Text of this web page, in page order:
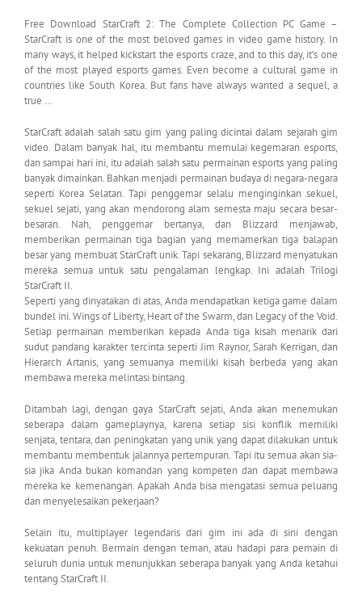
Free Download StarCraft 2: The Complete Collection PC Game –
StarCraft is one of the most beloved games in video game history. In
many ways, it helped kickstart the esports craze, and to this day, it’s one
of the most played esports games. Even become a cultural game in
countries like South Korea. But fans have always wanted a sequel, a
true …
StarCraft adalah salah satu gim yang paling dicintai dalam sejarah gim
video. Dalam banyak hal, itu membantu memulai kegemaran esports,
dan sampai hari ini, itu adalah salah satu permainan esports yang paling
banyak dimainkan. Bahkan menjadi permainan budaya di negara-negara
seperti Korea Selatan. Tapi penggemar selalu menginginkan sekuel,
sekuel sejati, yang akan mendorong alam semesta maju secara besar-
besaran. Nah, penggemar bertanya, dan Blizzard menjawab,
memberikan permainan tiga bagian yang memamerkan tiga balapan
besar yang membuat StarCraft unik. Tapi sekarang, Blizzard menyatukan
mereka semua untuk satu pengalaman lengkap. Ini adalah Trilogi
StarCraft II.
Seperti yang dinyatakan di atas, Anda mendapatkan ketiga game dalam
bundel ini. Wings of Liberty, Heart of the Swarm, dan Legacy of the Void.
Setiap permainan memberikan kepada Anda tiga kisah menarik dari
sudut pandang karakter tercinta seperti Jim Raynor, Sarah Kerrigan, dan
Hierarch Artanis, yang semuanya memiliki kisah berbeda yang akan
membawa mereka melintasi bintang.
Ditambah lagi, dengan gaya StarCraft sejati, Anda akan menemukan
seberapa dalam gameplaynya, karena setiap sisi konflik memiliki
senjata, tentara, dan peningkatan yang unik yang dapat dilakukan untuk
membantu membentuk jalannya pertempuran. Tapi itu semua akan sia-
sia jika Anda bukan komandan yang kompeten dan dapat membawa
mereka ke kemenangan. Apakah Anda bisa mengatasi semua peluang
dan menyelesaikan pekerjaan?
Selain itu, multiplayer legendaris dari gim ini ada di sini dengan
kekuatan penuh. Bermain dengan teman, atau hadapi para pemain di
seluruh dunia untuk menunjukkan seberapa banyak yang Anda ketahui
tentang StarCraft II.